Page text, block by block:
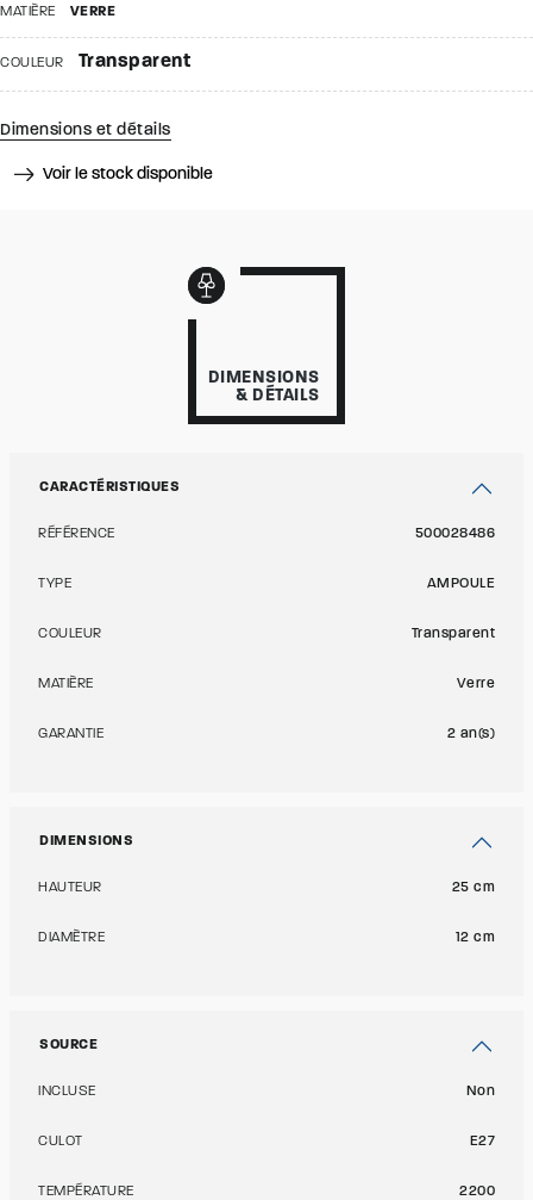
MATIÈRE VERRE
COULEUR Transparent
Dimensions et détails
Voir le stock disponible
DIMENSIONS
& DÉTAILS
CARACTÉRISTIQUES
RÉFÉRENCE 500028486
TYPE AMPOULE
COULEUR Transparent
MATIÈRE Verre
GARANTIE 2 an(s)
DIMENSIONS
HAUTEUR 25 cm
DIAMÈTRE 12 cm
SOURCE
INCLUSE Non
CULOT E27
TEMPÉRATURE 2200